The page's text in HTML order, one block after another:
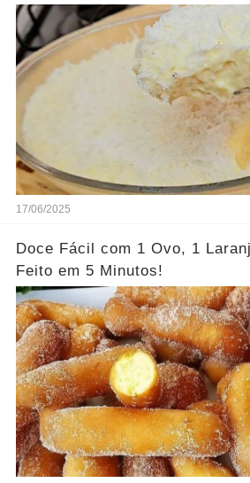
17/06/2025
Doce Fácil com 1 Ovo, 1
Feito em 5 Minutos!